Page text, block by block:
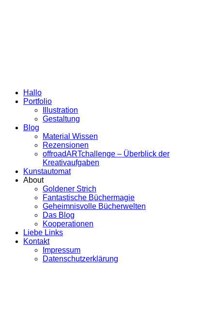
Hallo
Portfolio
Illustration
Gestaltung
Blog
Material Wissen
Rezensionen
offroadARTchallenge – Überblick der
Kreativaufgaben
Kunstautomat
About
Goldener Strich
Fantastische Büchermagie
Geheimnisvolle Bücherwelten
Das Blog
Kooperationen
Liebe Links
Kontakt
Impressum
Datenschutzerklärung